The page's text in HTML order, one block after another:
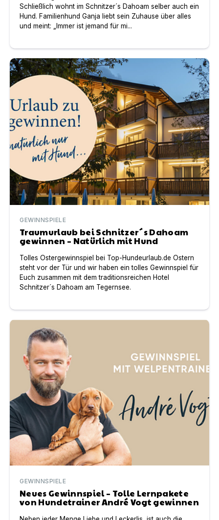
Schließlich wohnt im Schnitzer´s Dahoam selber auch ein
Hund. Familienhund Ganja liebt sein Zuhause über alles
und meint: „Immer ist jemand für mi...
Traumurlaub bei Schnitzer´s Dahoam gewinnen –
GEWINNSPIELE
Traumurlaub bei Schnitzer´s Dahoam
gewinnen – Natürlich mit Hund
Tolles Ostergewinnspiel bei Top-Hundeurlaub.de Ostern
steht vor der Tür und wir haben ein tolles Gewinnspiel für
Euch zusammen mit dem traditionsreichen Hotel
Schnitzer´s Dahoam am Tegernsee.
Neues Gewinnspiel – Tolle Lernpakete von
GEWINNSPIELE
Neues Gewinnspiel – Tolle Lernpakete
von Hundetrainer André Vogt gewinnen